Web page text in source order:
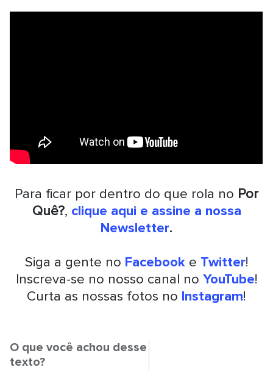
Para ficar por dentro do que rola no Por
Quê?, clique aqui e assine a nossa
Newsletter.
Siga a gente no Facebooke Twitter!
Inscreva-se no nosso canal no YouTube!
Curta as nossas fotos no Instagram!
O que você achou desse
texto?